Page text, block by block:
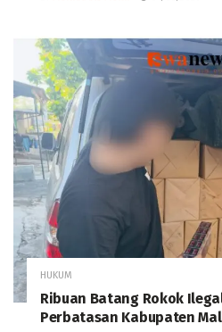
HUKUM
Ribuan Batang Rokok
Perbatasan Kabupaten